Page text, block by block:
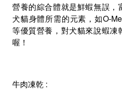
營養的綜合體就是鮮蝦無誤，
犬貓身體所需的元素，如O-
等優質營養，對犬貓來說蝦凍
喔！
牛肉凍乾 :